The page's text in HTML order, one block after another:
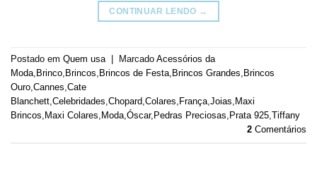
CONTINUAR LENDO →
Postado em Quem usa Marcado Acessórios da
Moda Brinco Brincos Brincos de Festa Brincos Grandes Brincos
Ouro Cannes Cate
Blanchett Celebridades Chopard Colares França Joias Maxi
Brincos Maxi Colares Moda Óscar, Pedras Preciosas Prata 925 Tiffany
2 Comentários